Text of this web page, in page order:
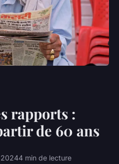
rapports :
de 60 ans
4 min de lecture